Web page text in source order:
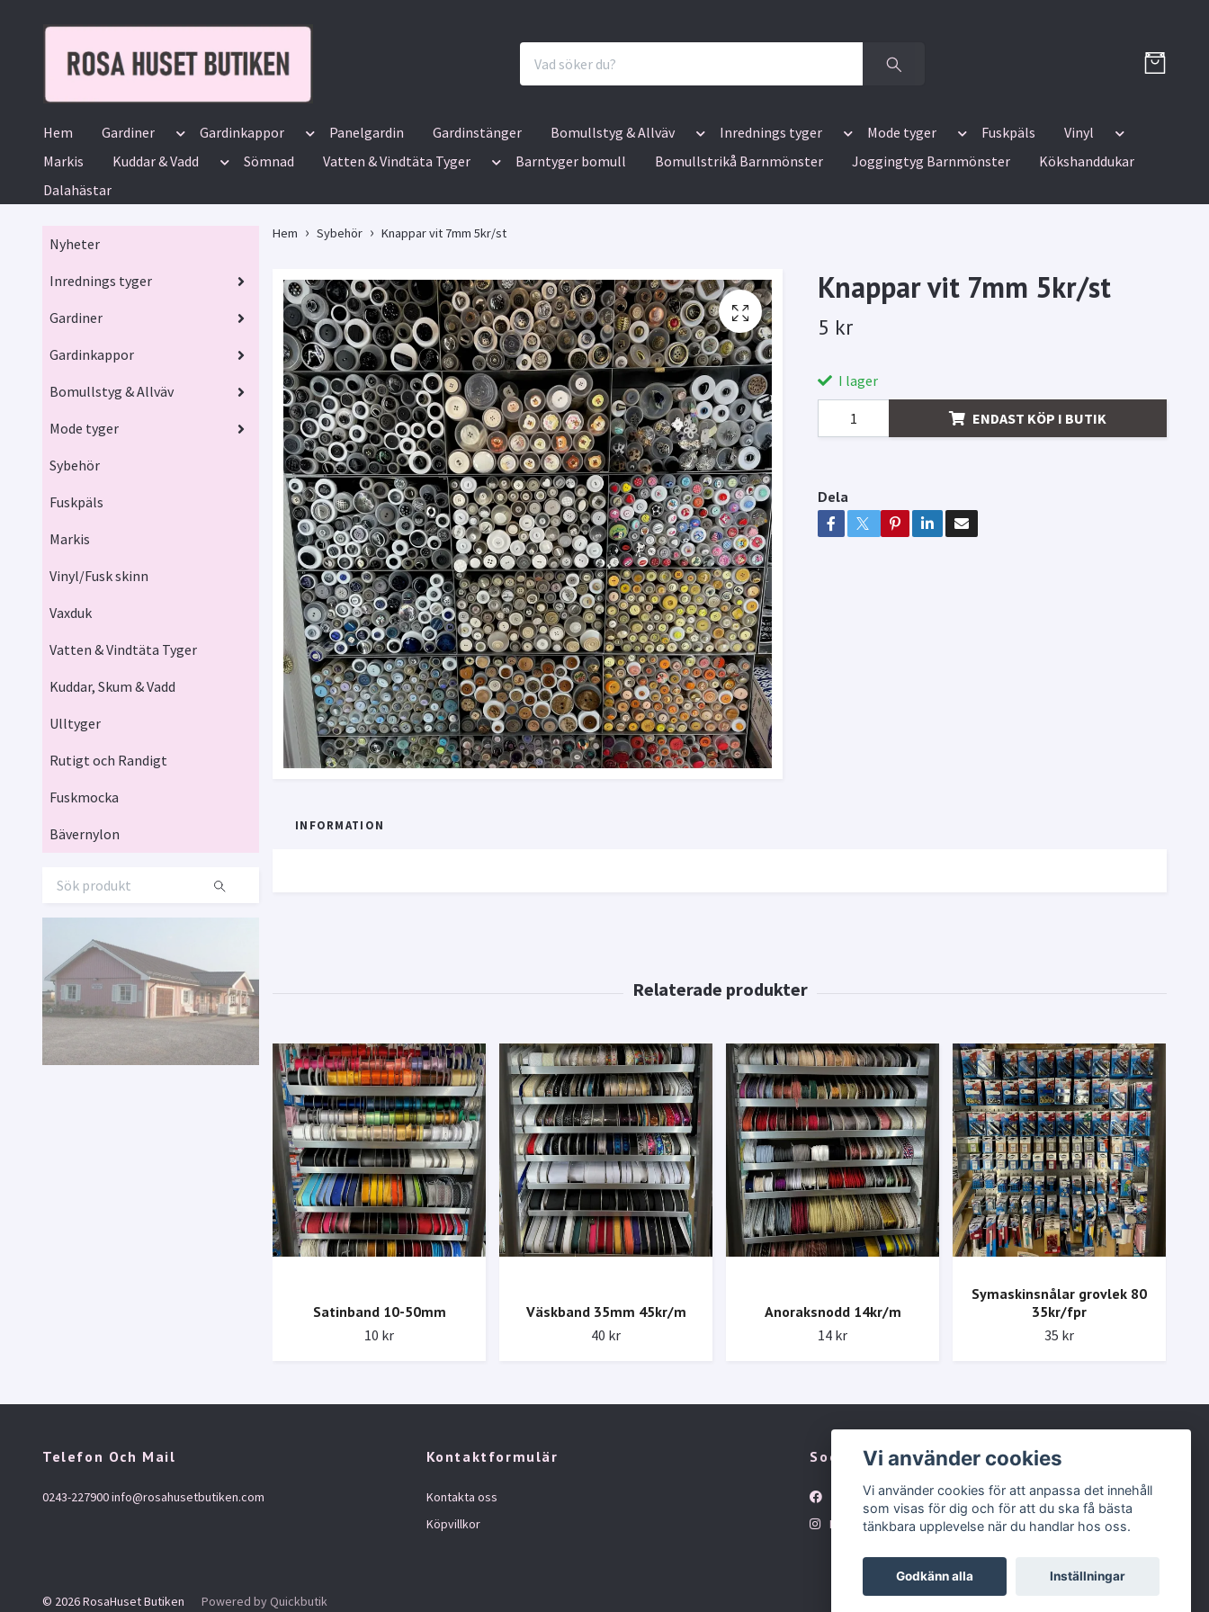
Hem Gardiner Gardinkappor Panelgardin Gardinstänger Bomullstyg & Allväv Inrednings tyger Mode tyger Fuskpäls
Vinyl
Markis
Kuddar & Vadd Sömnad Vatten & Vindtäta Tyger Barntyger bomull Bomullstrikå Barnmönster Joggingtyg Barnmönster
Kökshanddukar
Dalahästar
Nyheter
Inrednings tyger
Gardiner
Gardinkappor
Bomullstyg & Allväv
Mode tyger
Sybehör
Fuskpäls
Markis
Vinyl/Fusk skinn
Vaxduk
Vatten & Vindtäta Tyger
Kuddar, Skum & Vadd
Ulltyger
Rutigt och Randigt
Fuskmocka
Bävernylon
Hem Sybehör Knappar vit 7mm 5kr/st
Knappar vit 7mm 5kr/st
5 kr
I lager
ENDAST KÖP I BUTIK
Dela
INFORMATION
Satinband 10-50mm
10 kr
Väskband 35mm 45kr/m
40 kr
Anoraksnodd 14kr/m
14 kr
Symaskinsnålar grovlek 80
35kr/fpr
35 kr
Telefon Och Mail
0243-227900info@rosahusetbutiken.com
Kontaktformulär
Kontakta oss
Köpvillkor
Sociala medier
Facebook
Instagram
© 2026 RosaHuset Butiken Powered by Quickbutik
Vi använder cookies
Vi använder cookies för att anpassa det innehåll
som visas för dig och för att du ska få bästa
tänkbara upplevelse när du handlar hos oss.
Godkänn alla Inställningar